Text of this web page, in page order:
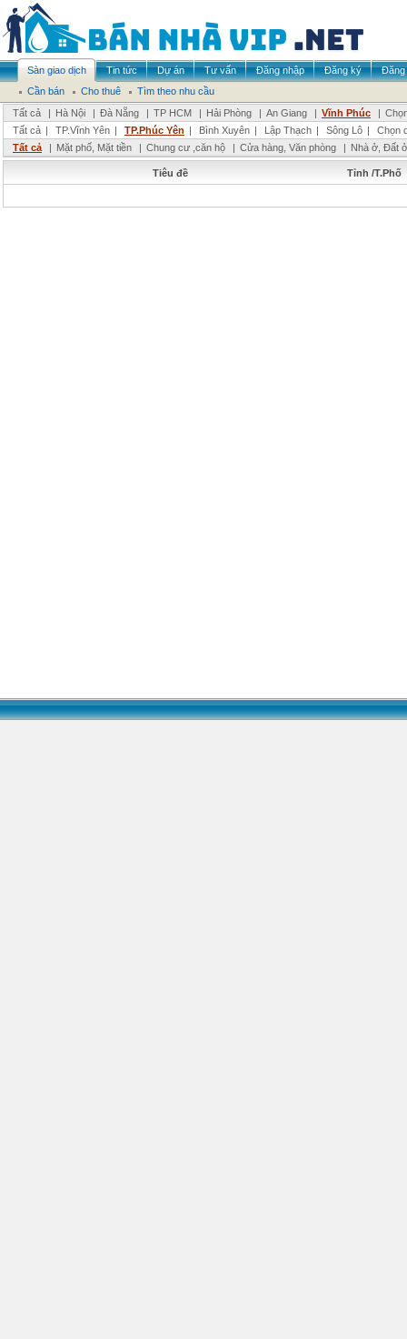
Sàn giao dịch Tin tức Dự án Tư vấn Đăng nhập Đăng ký
Đăng
Cần bán
Cho thuê
Tìm theo nhu cầu
Tất cả
| Hà Nội | Đà Nẵng | TP HCM | Hải Phòng | An Giang | Vĩnh Phúc |
Tất cả | TP.Vĩnh Yên | TP.Phúc Yên | Bình Xuyên | Lập Thạch | Sông Lô |
Chọn
Tất cả
| Mặt phố, Mặt tiền | Chung cư ,căn hộ | Cửa hàng, Văn phòng | Nhà ở, Đất ở
Tiêu đề Tỉnh /T.Phố